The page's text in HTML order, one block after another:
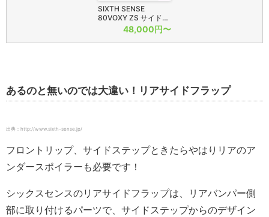
SIXTH SENSE
80VOXY ZS サイド…
48,000円〜
あるのと無いのでは大違い！リアサイドフラップ
出典：http://www.sixth-sense.jp/
フロントリップ、サイドステップときたらやはりリアのア
ンダースポイラーも必要です！
シックスセンスのリアサイドフラップは、リアバンパー側
部に取り付けるパーツで、サイドステップからのデザイン